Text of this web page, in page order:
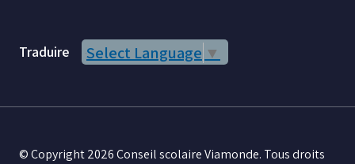
Traduire Select Language ▼
© Copyright 2026 Conseil scolaire Viamonde. Tous droits